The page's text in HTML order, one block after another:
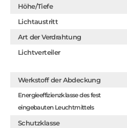
Höhe/Tiefe
Lichtaustritt
Art der Verdrahtung
Lichtverteiler
Werkstoff der Abdeckung
Energieeffizienzklasse des fest
eingebauten Leuchtmittels
Schutzklasse